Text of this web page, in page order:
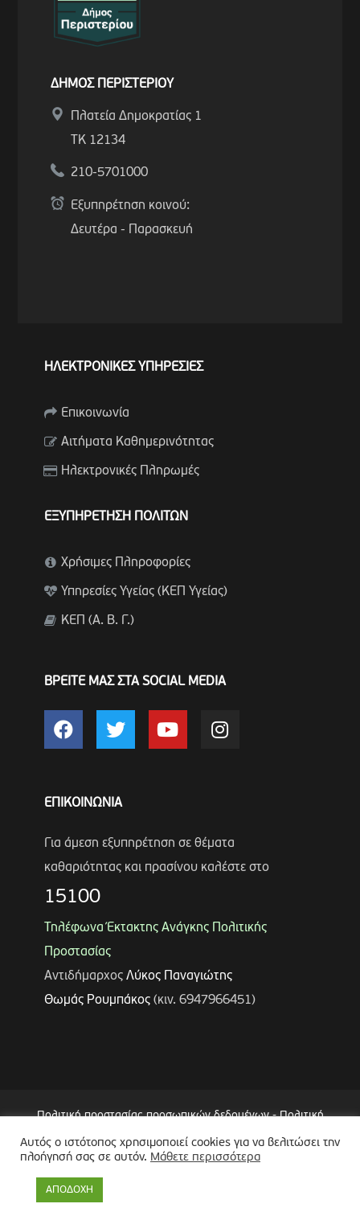
ΔΗΜΟΣ ΠΕΡΙΣΤΕΡΙΟΥ
Πλατεία Δημοκρατίας 1
ΤΚ 12134
210-5701000
Εξυπηρέτηση κοινού:
Δευτέρα - Παρασκευή
ΗΛΕΚΤΡΟΝΙΚΕΣ ΥΠΗΡΕΣΙΕΣ
Επικοινωνία
Αιτήματα Καθημερινότητας
Ηλεκτρονικές Πληρωμές
ΕΞΥΠΗΡΕΤΗΣΗ ΠΟΛΙΤΩΝ
Χρήσιμες Πληροφορίες
Υπηρεσίες Υγείας (ΚΕΠ Υγείας)
ΚΕΠ (Α. Β. Γ.)
ΒΡΕΙΤΕ ΜΑΣ ΣΤΑ SOCIAL MEDIA
ΕΠΙΚΟΙΝΩΝΙΑ
Για άμεση εξυπηρέτηση σε θέματα
καθαριότητας και πρασίνου καλέστε στο
15100
Τηλέφωνα Έκτακτης Ανάγκης Πολιτικής
Προστασίας
Αντιδήμαρχος Λύκος Παναγιώτης
Θωμάς Ρουμπάκος(κιν. 6947966451)
Πολιτική προστασίας προσωπικών δεδομένων-Πολιτική
Επεξεργασίας Δεδομένων μέσω Συστήματος Βιντεοεπιτήρησης
(CCTV)-Δήλωση Προσβασιμότητας
Copyright © 2024 Δήμος Περιστερίου
Αυτός ο ιστότοπος χρησιμοποιεί cookies για να βελιτώσει την
πλοήγησή σας σε αυτόν. Μάθετε περισσότερα
ΑΠΟΔΟΧΗ